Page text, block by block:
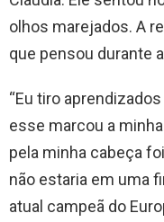
olhos marejados. A
que pensou durante
“Eu tiro
esse marcou a
pela minha cabeça
não estaria em uma
atual campeã do